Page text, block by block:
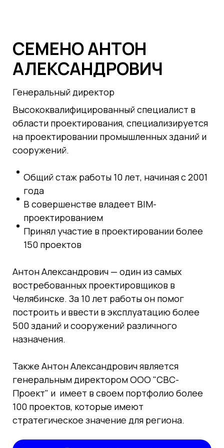
СЕМЕНО АНТОН
АЛЕКСАНДРОВИЧ
Генеральный директор
Высококвалифицированный специалист в
области проектирования, специализируется
на проектировании промышленных зданий и
сооружений.
Общий стаж работы 10 лет, начиная с 2001
года
В совершенстве владеет BIM-
проектированием
Принял участие в проектировании более
150 проектов
Антон Александрович — один из самых
востребованных проектировщиков в
Челябинске. За 10 лет работы он помог
построить и ввести в эксплуатацию более
500 зданий и сооружений различного
назначения.
Также Антон Александрович является
генеральным директором ООО "СВС-
Проект" и имеет в своем портфолио более
100 проектов, которые имеют
стратегическое значение для региона.